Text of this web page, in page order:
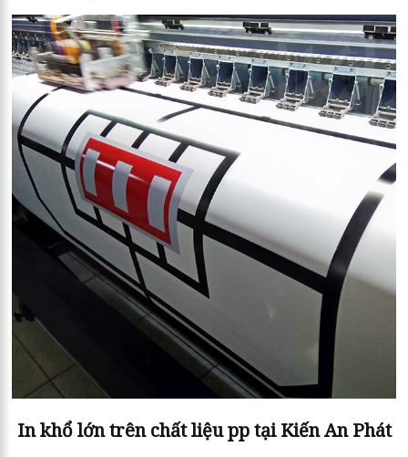
In khổ lớn trên chất liệu pp tại Kiến An Phát